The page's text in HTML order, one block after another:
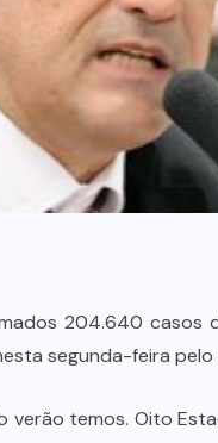
204.640
segunda-feira pelo
verão temos. Oito